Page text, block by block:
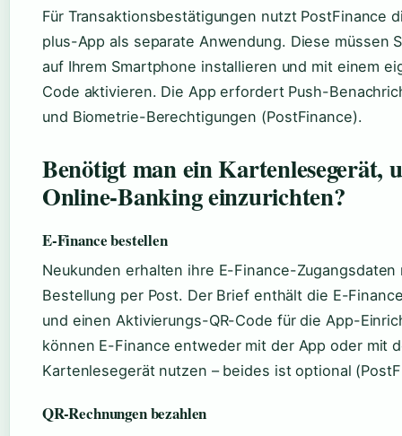
Für Transaktionsbestätigungen nutzt PostFinance
plus-App als separate Anwendung. Diese müssen
auf Ihrem Smartphone installieren und mit einem
Code aktivieren. Die App erfordert Push-
und Biometrie-Berechtigungen (PostFinance).
Benötigt man ein Kartenlesegerät,
Online-Banking einzurichten?
E-Finance bestellen
Neukunden erhalten ihre E-Finance-Zugangsdaten
Bestellung per Post. Der Brief enthält die E-
und einen Aktivierungs-QR-Code für die App-
können E-Finance entweder mit der App oder mit
Kartenlesegerät nutzen – beides ist optional
QR-Rechnungen bezahlen